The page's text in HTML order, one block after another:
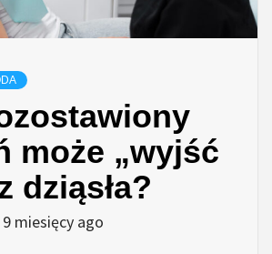
może „wyjść
dziąsła?
9 miesięcy ago